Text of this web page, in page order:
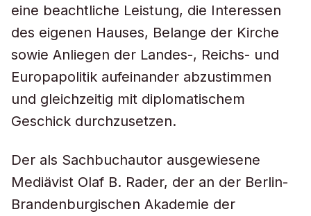
eine beachtliche Leistung, die Interessen
des eigenen Hauses, Belange der Kirche
sowie Anliegen der Landes-, Reichs- und
Europapolitik aufeinander abzustimmen
und gleichzeitig mit diplomatischem
Geschick durchzusetzen.
Der als Sachbuchautor ausgewiesene
Mediävist Olaf B. Rader, der an der Berlin-
Brandenburgischen Akademie der